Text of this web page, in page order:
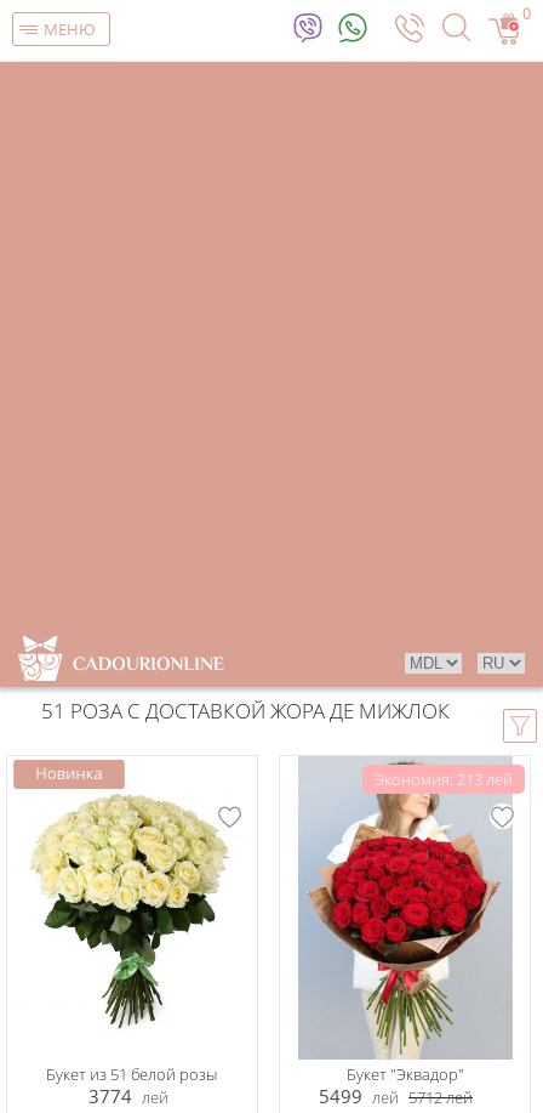
МЕНЮ
0
51 РОЗА С ДОСТАВКОЙ ЖОРА ДЕ МИЖЛОК
Букет из 51 белой розы
3774 лей
Экономия: 213 лей
Букет "Эквадор"
5499 лей 5712лей